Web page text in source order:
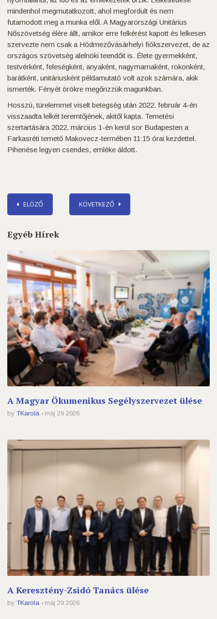
mindenhol megmutatkozott, ahol megfordult és nem
futamodott meg a munka elől. A Magyarországi Unitárius
Nőszövetség élére állt, amikor erre felkérést kapott és lelkesen
szervezte nem csak a Hódmezővásárhelyi fiókszervezet, de az
országos szövetség alelnöki teendőit is. Élete gyermekként,
testvérként, feleségként, anyaként, nagymamaként, rokonként,
barátként, unitáriusként példamutató volt azok számára, akik
ismerték. Fényét örökre megőrizzük magunkban.
Hosszú, türelemmel viselt betegség után 2022. február 4-én
visszaadta lelkét teremtőjének, akitől kapta. Temetési
szertartására 2022. március 1-én kerül sor Budapesten a
Farkasréti temető Makovecz-termében 11:15 órai kezdettel.
Pihenése legyen csendes, emléke áldott.
ELÖZŐ KÖVETKEZŐ
Egyéb Hírek
A Magyar Ökumenikus Segélyszervezet ülése
by TKarola máj 29 2026
A Keresztény-Zsidó Tanács ülése
by TKarola máj 29 2026